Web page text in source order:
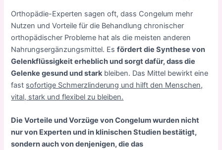
Orthopädie-Experten sagen oft, dass Congelum mehr
Nutzen und Vorteile für die Behandlung chronischer
orthopädischer Probleme hat als die meisten anderen
Nahrungsergänzungsmittel. Esfördert die Synthese von
Gelenkflüssigkeit erheblich und sorgt dafür, dass die
Gelenke gesund und starkbleiben. Das Mittel bewirkt eine
fast sofortige Schmerzlinderung und hilft den Menschen,
vital, stark und flexibel zu bleiben.
Die Vorteile und Vorzüge von Congelum wurden nicht
nur von Experten und in klinischen Studien bestätigt,
sondern auch von denjenigen, die das